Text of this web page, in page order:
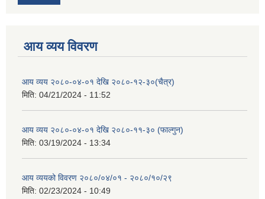
आय व्यय विवरण
आय व्यय २०८०-०४-०१ देखि २०८०-१२-३०(चैत्र)
मिति: 04/21/2024 - 11:52
आय व्यय २०८०-०४-०१ देखि २०८०-११-३० (फाल्गुन)
मिति: 03/19/2024 - 13:34
आय व्ययको विवरण २०८०/०४/०१ - २०८०/१०/२९
मिति: 02/23/2024 - 10:49